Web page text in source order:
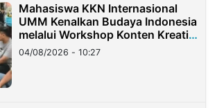
Mahasiswa KKN Internasional
UMM Kenalkan Budaya Indonesia
melalui Workshop Konten Kreatif
di Taiwan
04/08/2026 - 10:27